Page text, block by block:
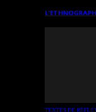
TEXTES DE